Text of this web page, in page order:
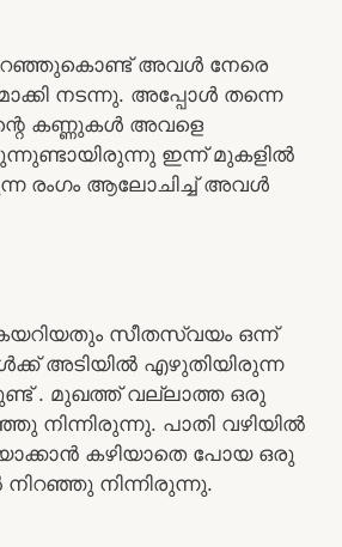
അവൾ നേരെ
നടന്നു. അപ്പോൾ തന്നെ
കണ്ണുകൾ അവളെ
ഇന്ന് മുകളിൽ
രംഗം ആലോചിച്ച് അവൾ
സീതസ്വയം ഒന്ന്
അടിയിൽ എഴുതിയിരുന്ന
. മുഖത്ത് വല്ലാത്ത ഒരു
നിന്നിരുന്നു. പാതി വഴിയിൽ
കഴിയാതെ പോയ ഒരു
നിന്നിരുന്നു.